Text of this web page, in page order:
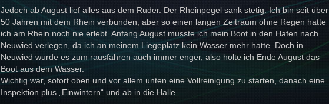
Jedoch ab August lief alles aus dem Ruder. Der Rheinpegel sank stetig. Ich bin seit über
50 Jahren mit dem Rhein verbunden, aber so einen langen Zeitraum ohne Regen hatte
ich am Rhein noch nie erlebt. Anfang August musste ich mein Boot in den Hafen nach
Neuwied verlegen, da ich an meinem Liegeplatz kein Wasser mehr hatte. Doch in
Neuwied wurde es zum rausfahren auch immer enger, also holte ich Ende August das
Boot aus dem Wasser.
Wichtig war, sofort oben und vor allem unten eine Vollreinigung zu starten, danach eine
Inspektion plus „Einwintern“ und ab in die Halle.